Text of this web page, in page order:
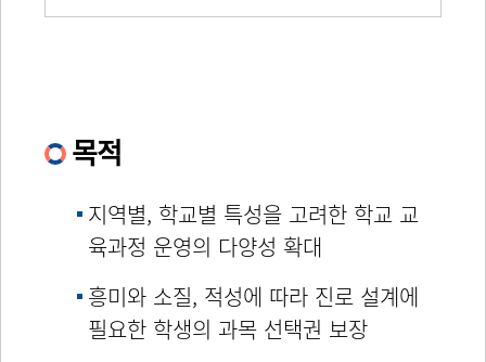
목적
지역별, 학교별 특성을 고려한 학교 교
육과정 운영의 다양성 확대
흥미와 소질, 적성에 따라 진로 설계에
필요한 학생의 과목 선택권 보장